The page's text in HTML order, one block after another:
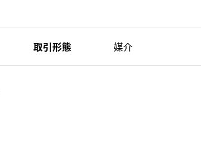
取引形態 媒介